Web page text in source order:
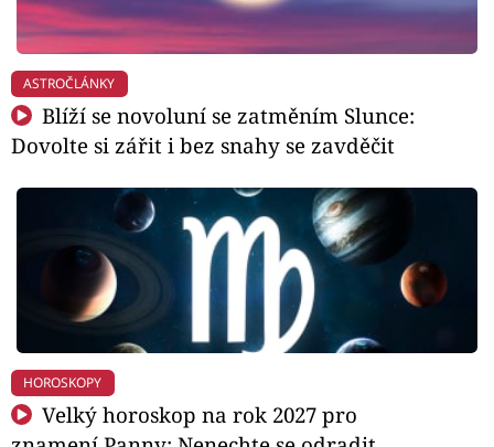
ASTROČLÁNKY
Blíží se novoluní se zatměním Slunce:
Dovolte si zářit i bez snahy se zavděčit
HOROSKOPY
Velký horoskop na rok 2027 pro